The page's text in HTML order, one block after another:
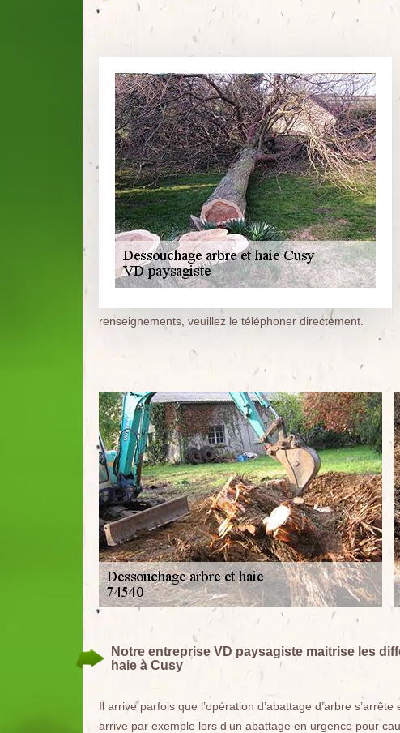
renseignements, veuillez le téléphoner directement.
Notre entreprise VD paysagiste maitrise les
haie à Cusy
Il arrive parfois que l’opération d’abattage d’arbre
arrive par exemple lors d’un abattage en urgence pour